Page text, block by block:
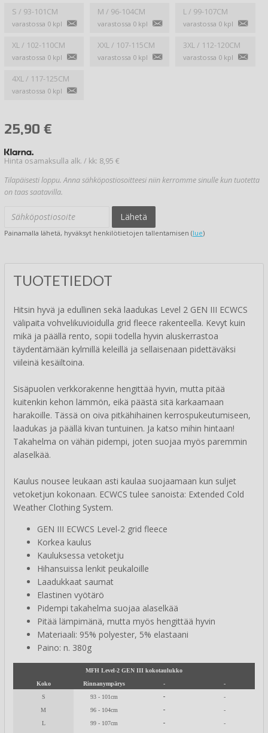
S / 93-101CM
varastossa 0 kpl
M / 96-104CM
varastossa 0 kpl
L / 99-107CM
varastossa 0 kpl
XL / 102-110CM
varastossa 0 kpl
XXL / 107-115CM
varastossa 0 kpl
3XL / 112-120CM
varastossa 0 kpl
4XL / 117-125CM
varastossa 0 kpl
25,90 €
Hinta osamaksulla alk. / kk: 8,95 €
Tilapäisesti loppu. Anna sähköpostiosoitteesi niin kerromme sinulle kun tuotetta
on taas saatavilla.
Lähetä
Painamalla lähetä, hyväksyt henkilötietojen tallentamisen (lue)
TUOTETIEDOT
Hitsin hyvä ja edullinen sekä laadukas Level 2 GEN III ECWCS
välipaita vohvelikuvioidulla grid fleece rakenteella. Kevyt kuin
mikä ja päällä rento, sopii todella hyvin aluskerrastoa
täydentämään kylmillä keleillä ja sellaisenaan pidettäväksi
viileinä kesäiltoina.
Sisäpuolen verkkorakenne hengittää hyvin, mutta pitää
kuitenkin kehon lämmön, eikä päästä sitä karkaamaan
harakoille. Tässä on oiva pitkähihainen kerrospukeutumiseen,
laadukas ja päällä kivan tuntuinen. Ja katso mihin hintaan!
Takahelma on vähän pidempi, joten suojaa myös paremmin
alaselkää.
Kaulus nousee leukaan asti kaulaa suojaamaan kun suljet
vetoketjun kokonaan. ECWCS tulee sanoista: Extended Cold
Weather Clothing System.
GEN III ECWCS Level-2 grid fleece
Korkea kaulus
Kauluksessa vetoketju
Hihansuissa lenkit peukaloille
Laadukkaat saumat
Elastinen vyötärö
Pidempi takahelma suojaa alaselkää
Pitää lämpimänä, mutta myös hengittää hyvin
Materiaali: 95% polyester, 5% elastaani
Paino: n. 380g
MFH Level-2 GEN III kokotaulukko
Koko
Rinnanympärys -
-
S
93 - 101cm -
-
M
96 - 104cm -
-
L
99 - 107cm -
-